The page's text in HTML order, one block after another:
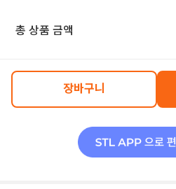
총 상품 금액
장바구니